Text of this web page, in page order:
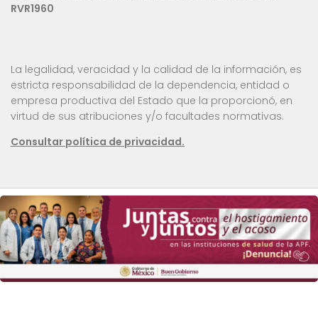
RVR1960
La legalidad, veracidad y la calidad de la información, es
estricta responsabilidad de la dependencia, entidad o
empresa productiva del Estado que la proporcionó, en
virtud de sus atribuciones y/o facultades normativas.
Consultar política de privacidad.